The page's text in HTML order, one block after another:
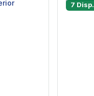
7 Disp.